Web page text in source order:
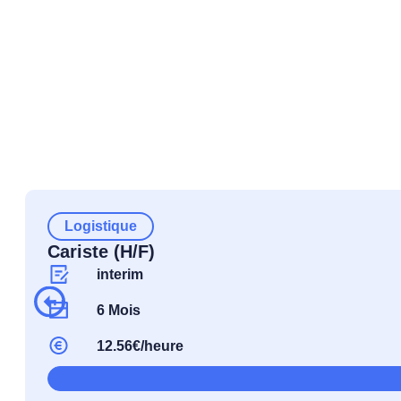
Logistique
Cariste (H/F)
interim
6 Mois
12.56€/heure